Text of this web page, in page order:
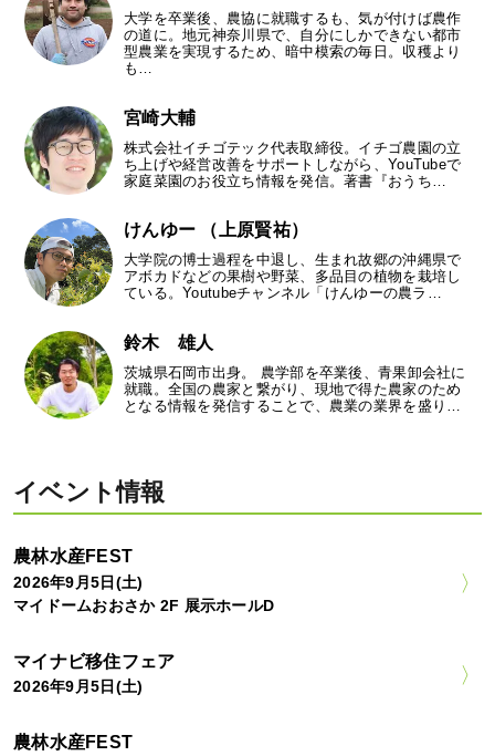
大学を卒業後、農協に就職するも、気が付けば農作
の道に。地元神奈川県で、自分にしかできない都市
型農業を実現するため、暗中模索の毎日。収穫より
も…
宮崎大輔
株式会社イチゴテック代表取締役。イチゴ農園の立
ち上げや経営改善をサポートしながら、YouTubeで
家庭菜園のお役立ち情報を発信。著書『おうち…
けんゆー （上原賢祐）
大学院の博士過程を中退し、生まれ故郷の沖縄県で
アボカドなどの果樹や野菜、多品目の植物を栽培し
ている。Youtubeチャンネル「けんゆーの農ラ…
鈴木 雄人
茨城県石岡市出身。 農学部を卒業後、青果卸会社に
就職。全国の農家と繋がり、現地で得た農家のため
となる情報を発信することで、農業の業界を盛り…
イベント情報
農林水産FEST
2026年9月5日(土)
マイドームおおさか 2F 展示ホールD
マイナビ移住フェア
2026年9月5日(土)
農林水産FEST